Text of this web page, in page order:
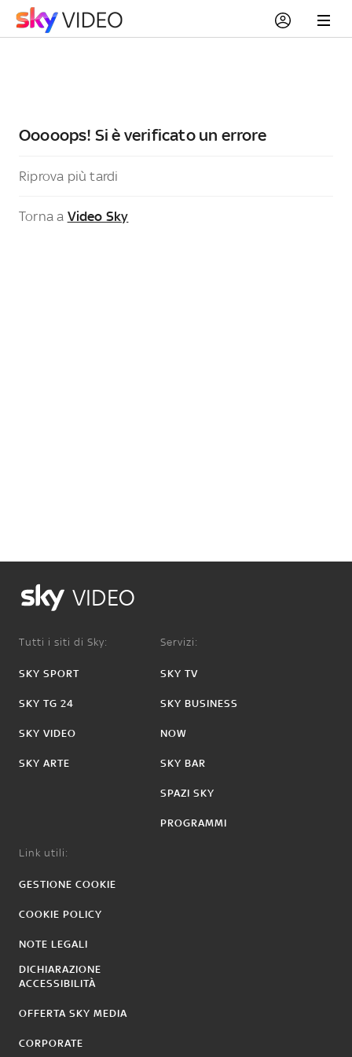
Ooooops! Si è verificato un errore
Riprova più tardi
Torna a Video Sky
VIDEO
Tutti i siti di Sky:
SKY SPORT
SKY TG 24
SKY VIDEO
SKY ARTE
Servizi:
SKY TV
SKY BUSINESS
NOW
SKY BAR
SPAZI SKY
PROGRAMMI
Link utili:
GESTIONE COOKIE
COOKIE POLICY
NOTE LEGALI
DICHIARAZIONE
ACCESSIBILITÀ
OFFERTA SKY MEDIA
CORPORATE